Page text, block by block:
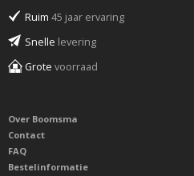
Ruim 45 jaar ervaring
Snelle levering
Grote voorraad
Over Boomsma
Contact
FAQ
Bestelinformatie